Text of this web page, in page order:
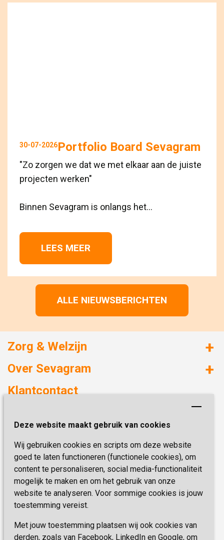
Deze website maakt gebruik van cookies
Wij gebruiken cookies en scripts om deze website
goed te laten functioneren (functionele cookies), om
content te personaliseren, social media-functionaliteit
mogelijk te maken en om het gebruik van onze
website te analyseren. Voor sommige cookies is jouw
toestemming vereist.
Met jouw toestemming plaatsen wij ook cookies van
derden, zoals van Facebook, LinkedIn en Google, om
30-07-2026Portfolio Board Sevagram
"Zo zorgen we dat we met elkaar aan de juiste
projecten werken"
Binnen Sevagram is onlangs het...
LEES MEER
ALLE NIEUWSBERICHTEN
Zorg & Welzijn
Huizen met zorg
Onze specialiteiten
Over Sevagram
Duurzaamheid
Kwaliteit & Klantbeleving
Missie & Visie
Vastgoed
Innovatie
Klantcontact
6419 PB Heerlen
Telefoon:0900 777 4 777
E-mail:zorgbemiddeling@sevagram.nl
Schrijf je nu in!
Blijf op de hoogte van de laatste activiteiten en
nieuwtjes met onze nieuwsbrief